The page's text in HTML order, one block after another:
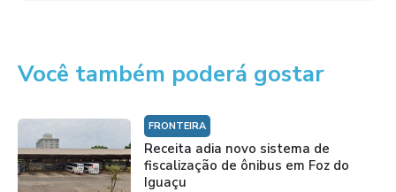
Você também poderá gostar
FRONTEIRA
Receita adia novo sistema de
fiscalização de ônibus em Foz do
Iguaçu